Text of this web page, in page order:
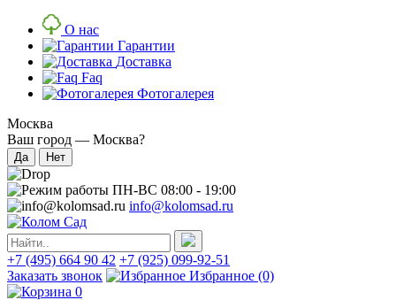
О нас
Гарантии
Доставка
Faq
Фотогалерея
Москва
Ваш город — Москва?
ПН-ВС 08:00 - 19:00
info@kolomsad.ru
+7 (495) 664 90 42 +7 (925) 099-92-51
Заказать звонок
Избранное (0)
0